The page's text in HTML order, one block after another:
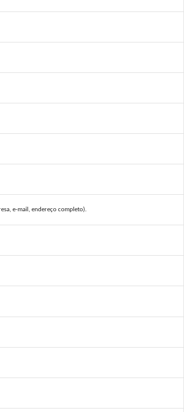
e-mail, endereço completo).